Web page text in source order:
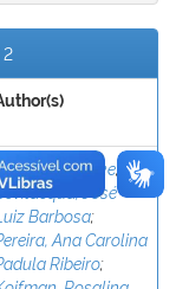
Anke;
Bevilacqua, José
Barbosa;
Ana Carolina
Ribeiro;